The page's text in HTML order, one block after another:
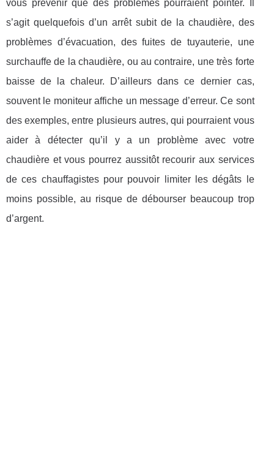
vous prévenir que des problèmes pourraient pointer. Il
s’agit quelquefois d’un arrêt subit de la chaudière, des
problèmes d’évacuation, des fuites de tuyauterie, une
surchauffe de la chaudière, ou au contraire, une très forte
baisse de la chaleur. D’ailleurs dans ce dernier cas,
souvent le moniteur affiche un message d’erreur. Ce sont
des exemples, entre plusieurs autres, qui pourraient vous
aider à détecter qu’il y a un problème avec votre
chaudière et vous pourrez aussitôt recourir aux services
de ces chauffagistes pour pouvoir limiter les dégâts le
moins possible, au risque de débourser beaucoup trop
d’argent.